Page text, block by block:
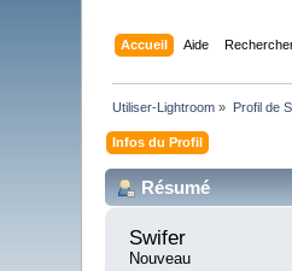
Accueil Aide
Utiliser-Lightroom » Profil de
Infos du Profil
Résumé
Swifer
Nouveau